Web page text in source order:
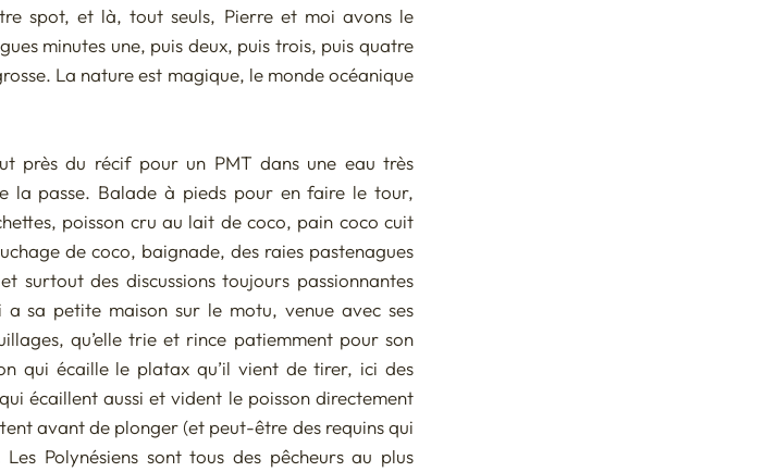
spot, et là, tout seuls, Pierre et moi avons le
minutes une, puis deux, puis trois, puis quatre
La nature est magique, le monde océanique
près du récif pour un PMT dans une eau très
la passe. Balade à pieds pour en faire le tour,
poisson cru au lait de coco, pain coco cuit
de coco, baignade, des raies pastenagues
surtout des discussions toujours passionnantes
sa petite maison sur le motu, venue avec ses
qu’elle trie et rince patiemment pour son
qui écaille le platax qu’il vient de tirer, ici des
écaillent aussi et vident le poisson directement
avant de plonger (et peut-être des requins qui
Polynésiens sont tous des pêcheurs au plus